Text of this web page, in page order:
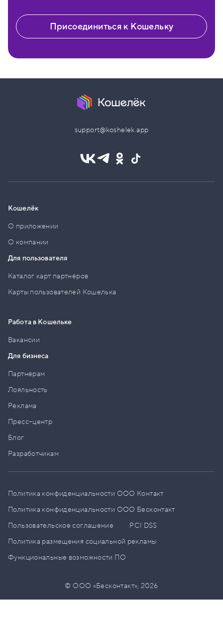
Присоединиться к Кошельку
support@koshelek.app
Кошелёк
О приложении
О компании
Для пользователя
Каталог карт партнёров
Карты пользователей Кошелька
Работа в Кошельке
Вакансии
Для бизнеса
Партнёрам
Лояльность
Реклама
Пресс–центр
Блог
Разработчикам
Политика конфиденциальности ООО Контакт
Политика конфиденциальности ООО Бесконтакт
Пользовательское соглашение
PCI DSS
Политика размещения социальной рекламы
Функциональные возможности ПО
© ООО «Бесконтакт»,2026